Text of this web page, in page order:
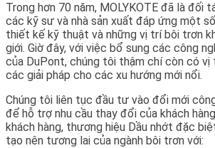
Trong hơn 70 năm, MOLYKOTE đã là đối
các kỹ sư và nhà sản xuất đáp ứng một
thiết kế kỹ thuật và những vị trí bôi trơn
giới. Giờ đây, với việc bổ sung các công
của DuPont, chúng tôi thậm chí còn có
các giải pháp cho các xu hướng mới nổi.
Chúng tôi liên tục đầu tư vào đổi mới
để hỗ trợ nhu cầu thay đổi của khách
khách hàng, thương hiệu Dầu nhớt đặc
tạo nên tương lai của ngành bôi trơn với: